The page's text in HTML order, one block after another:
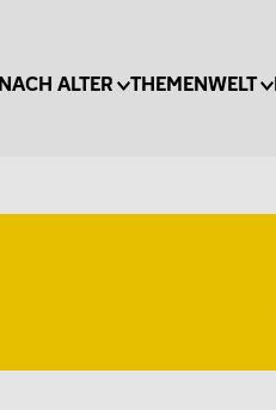
NACH ALTER THEMENWELT